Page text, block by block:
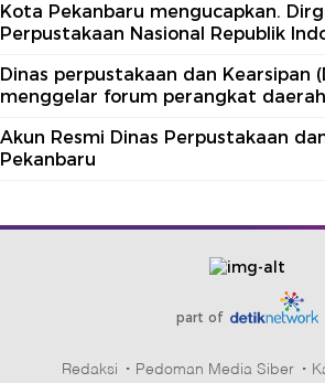
Kota Pekanbaru mengucapkan.
Perpustakaan Nasional Republik
Dinas perpustakaan dan Kearsipan
menggelar forum perangkat
Akun Resmi Dinas Perpustakaan
Pekanbaru
part of
Redaksi Pedoman Media Siber